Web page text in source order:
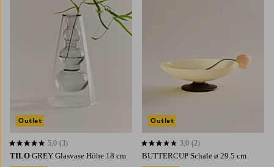
TILO GREY Glasvase Höhe 18 cm
5,0 basierend auf 3 Bewertungen
5,0 (3)
Outlet
BUTTERCUP Schale ø 29.5 cm
3,0 basierend auf 2 Bewertungen
3,0 (2)
Outlet